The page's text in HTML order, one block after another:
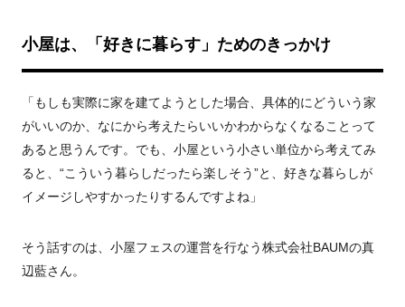
小屋は、「好きに暮らす」ためのきっかけ
「もしも実際に家を建てようとした場合、具体的にどういう家
がいいのか、なにから考えたらいいかわからなくなることって
あると思うんです。でも、小屋という小さい単位から考えてみ
ると、“こういう暮らしだったら楽しそう”と、好きな暮らしが
イメージしやすかったりするんですよね」
そう話すのは、小屋フェスの運営を行なう株式会社BAUMの真
辺藍さん。